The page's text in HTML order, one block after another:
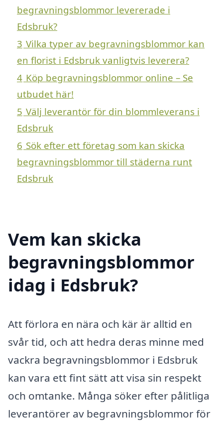
begravningsblommor levererade i
Edsbruk?
3 Vilka typer av begravningsblommor kan
en florist i Edsbruk vanligtvis leverera?
4 Köp begravningsblommor online – Se
utbudet här!
5 Välj leverantör för din blommleverans i
Edsbruk
6 Sök efter ett företag som kan skicka
begravningsblommor till städerna runt
Edsbruk
Vem kan skicka
begravningsblommor
idag i Edsbruk?
Att förlora en nära och kär är alltid en
svår tid, och att hedra deras minne med
vackra begravningsblommor i Edsbruk
kan vara ett fint sätt att visa sin respekt
och omtanke. Många söker efter pålitliga
leverantörer av begravningsblommor för